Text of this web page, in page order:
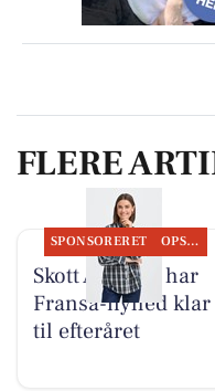
FLERE
SPONSORERET OPSLAGSTAVLEN
Skott Aalborg har
Fransa-nyhed klar
til efteråret